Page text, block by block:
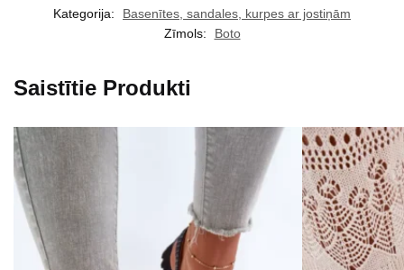
Kategorija:
Basenītes, sandales, kurpes ar jostiņām
Zīmols:
Boto
Saistītie Produkti